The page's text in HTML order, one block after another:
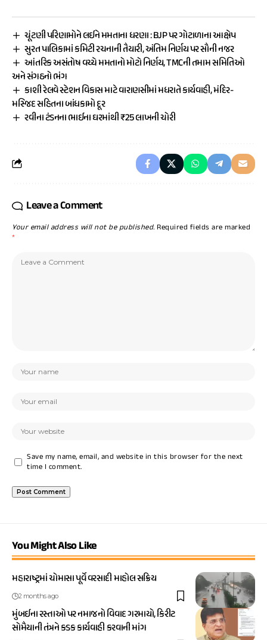
ચૂંટણી પરિણામોને લઈને મમતાના ધરણા : BJP પર ગોટાળાના આક્ષેપ
સુરત પાલિકામાં કમિટી રચનાની તૈયારી, અંતિમ નિર્ણય પર સૌની નજર
આંતરિક અસંતોષ વચ્ચે મમતાનો મોટો નિર્ણય, TMCની તમામ સમિતિઓ
અને સંગઠનો ભંગ
કાશી રેલવે સ્ટેશન વિકાસ માટે વારાણસીમાં મધરાતે કાર્યવાહી, મંદિર-
મસ્જિદ સહિતના બાંધકામો દૂર
રવીના ટંડનના ભાઈના ઘરમાંથી ₹25 લાખની ચોરી
Leave a Comment
Your email address will not be published. Required fields are marked
*
Save my name, email, and website in this browser for the next
time I comment.
You Might Also Like
મહારાષ્ટ્રમાં ચોમાસા પૂર્વે વરસાદી માહોલ સક્રિય
2 months ago
મુંબઈના રસ્તાઓ પર નમાજનો વિવાદ ગરમાયો, કિરીટ
સોમૈયાની તંત્રને કડક કાર્યવાહી કરવાની માંગ